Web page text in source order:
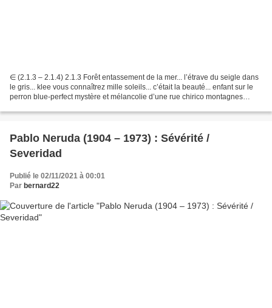
∈ (2.1.3 – 2.1.4) 2.1.3 Forêt entassement de la mer... l’étrave du seigle dans
le gris... klee vous connaîtrez mille soleils... c’était la beauté... enfant sur le
perron blue-perfect mystère et mélancolie d’une rue chirico montagnes
Pablo Neruda (1904 – 1973) : Sévérité /
Severidad
Publié le 02/11/2021 à 00:01
Par bernard22